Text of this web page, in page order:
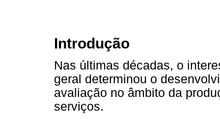
Introdução
Nas últimas décadas, o
geral determinou o
avaliação no âmbito da
serviços.